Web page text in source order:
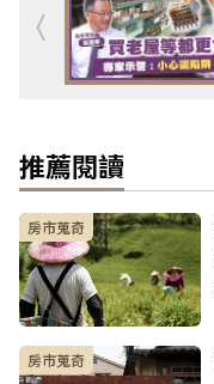
推薦閱讀
房市蒐奇
房市蒐奇